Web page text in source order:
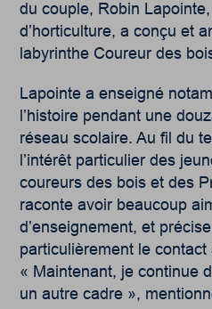
du couple, Robin
d’horticulture, a conçu et
labyrinthe Coureur des
Lapointe a enseigné
l’histoire pendant une
réseau scolaire. Au fil du
l’intérêt particulier des
coureurs des bois et des
raconte avoir beaucoup
d’enseignement, et
particulièrement le
« Maintenant, je continue
un autre cadre »,